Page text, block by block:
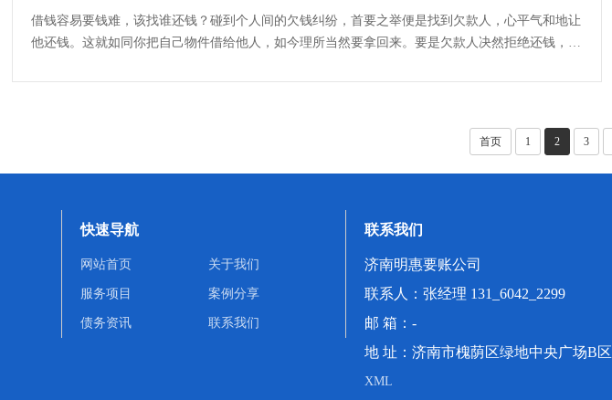
借钱容易要钱难，该找谁还钱？碰到个人间的欠钱纠纷，首要之举便是找到欠款人，心平气和地让
他还钱。这就如同你把自己物件借给他人，如今理所当然要拿回来。要是欠款人决然拒绝还钱，这
首页 1 2 3
快速导航
网站首页 关于我们
服务项目 案例分享
债务资讯 联系我们
联系我们
济南明惠要账公司
联系人：张经理 131_6042_2299
邮 箱：-
地 址：济南市槐荫区绿地中央广场B区
XML